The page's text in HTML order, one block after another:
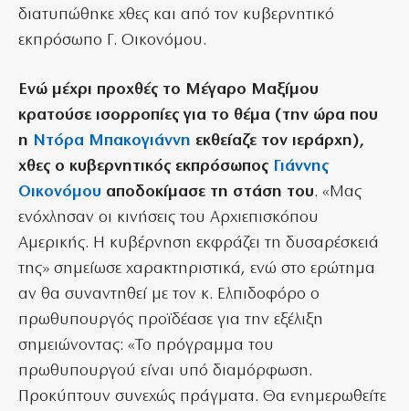
διατυπώθηκε χθες και από τον κυβερνητικό
εκπρόσωπο Γ. Οικονόμου.
Ενώ μέχρι προχθές το Μέγαρο Μαξίμου
κρατούσε ισορροπίες για το θέμα (την ώρα που
η Ντόρα Μπακογιάννη εκθείαζε τον ιεράρχη),
χθες ο κυβερνητικός εκπρόσωπος Γιάννης
Οικονόμου αποδοκίμασε τη στάση του. «Μας
ενόχλησαν οι κινήσεις του Αρχιεπισκόπου
Αμερικής. Η κυβέρνηση εκφράζει τη δυσαρέσκειά
της» σημείωσε χαρακτηριστικά, ενώ στο ερώτημα
αν θα συναντηθεί με τον κ. Ελπιδοφόρο ο
πρωθυπουργός προϊδέασε για την εξέλιξη
σημειώνοντας: «Το πρόγραμμα του
πρωθυπουργού είναι υπό διαμόρφωση.
Προκύπτουν συνεχώς πράγματα. Θα ενημερωθείτε